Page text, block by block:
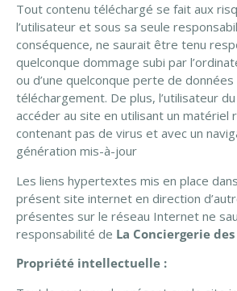
Tout contenu téléchargé se fait aux
l’utilisateur et sous sa seule
conséquence, ne saurait être tenu
quelconque dommage subi par
ou d’une quelconque perte de
téléchargement. De plus, l’utilisateur
accéder au site en utilisant un matériel
contenant pas de virus et avec un
génération mis-à-jour
Les liens hypertextes mis en place
présent site internet en direction
présentes sur le réseau Internet ne
responsabilité de La Conciergerie
Propriété intellectuelle :